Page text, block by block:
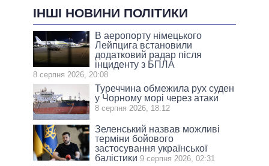
ІНШІ НОВИНИ ПОЛІТИКИ
В аеропорту німецького
Лейпцига встановили
додатковий радар після
інциденту з БПЛА
8 серпня 2026, 20:08
Туреччина обмежила рух суден
у Чорному морі через атаки
8 серпня 2026, 18:12
Зеленський назвав можливі
терміни бойового
застосування української
балістики 9 серпня 2026, 02:31